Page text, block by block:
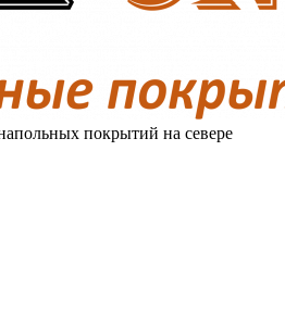
покрытий на севере